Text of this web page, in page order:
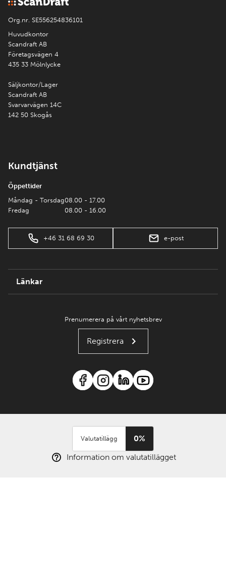
Org.nr. SE556254836101
Huvudkontor
Scandraft AB
Företagsvägen 4
435 33 Mölnlycke
Säljkontor/Lager
Scandraft AB
Svarvarvägen 14C
142 50 Skogås
Kundtjänst
Öppettider
Måndag - Torsdag
Fredag
08.00 - 17.00
08.00 - 16.00
+46 31 68 69 30 e-post
Länkar
Prenumerera på vårt nyhetsbrev
Registrera
Valutatillägg
0%
Information om valutatillägget